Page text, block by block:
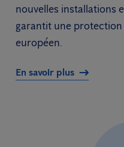
nouvelles installations
garantit une
européen.
En savoir plus